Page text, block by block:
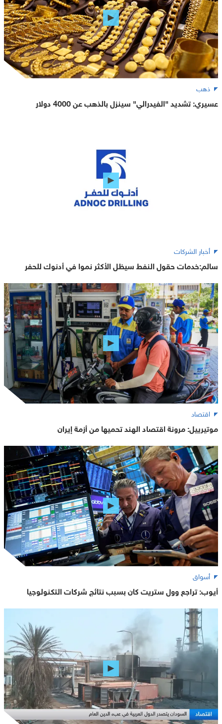
ذهب
عسيري: تشديد "الفيدرالي" سينزل بالذهب عن 4000 دولار
أخبار الشركات
سالم:خدمات حقول النفط سيظل الأكثر نموا في أدنوك للحفر
اقتصاد
موتيرييل: مرونة اقتصاد الهند تحميها من أزمة إيران
أسواق
أيوب: تراجع وول ستريت كان بسبب نتائج شركات التكنولوجيا